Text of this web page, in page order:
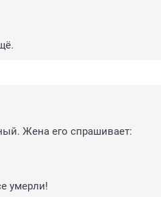
Жена его спрашивает:
умерли!